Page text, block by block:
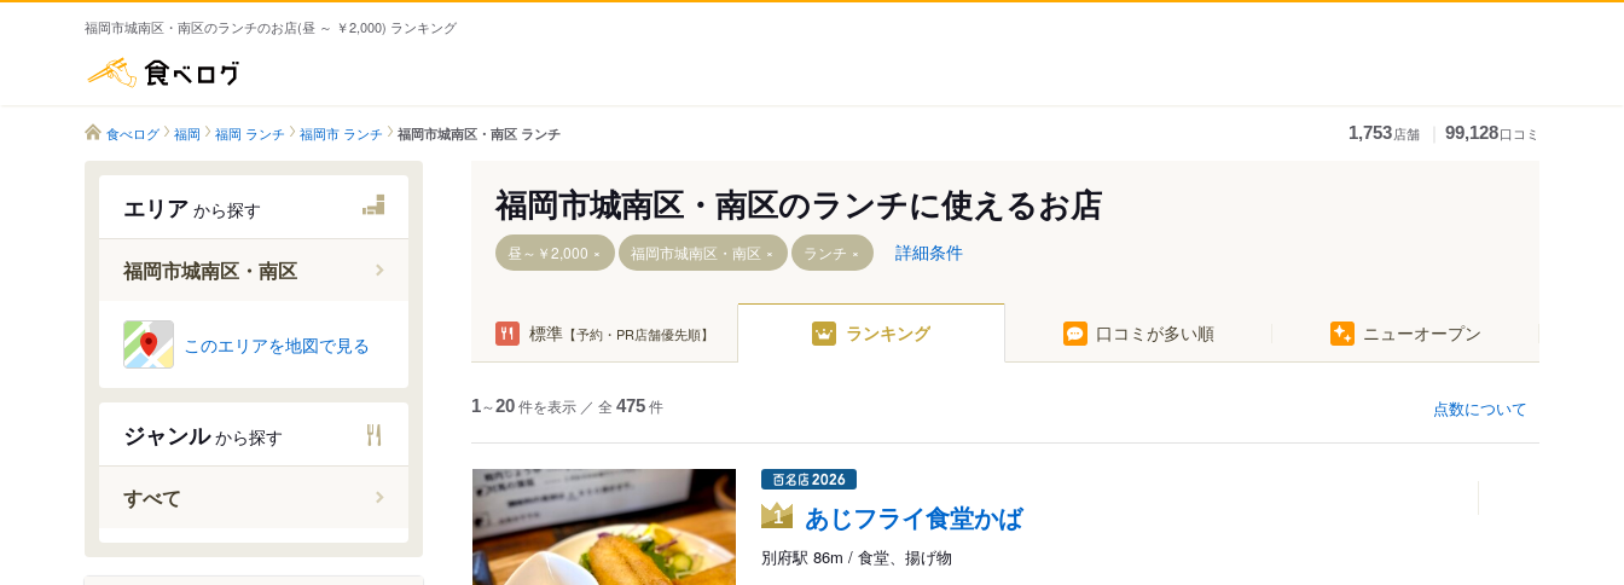
福岡市城南区・南区のランチのお店(昼 ～ ￥2,000) ランキング
食べログ 福岡 福岡 ランチ 福岡市 ランチ 福岡市城南区・南区 ランチ 1,753店舗 99,128口コミ
エリア から探す
福岡市城南区・南区
別府駅
金山駅
七隈駅
福大前駅
梅林駅
高宮駅
大橋駅
井尻駅
このエリアを地図で見る
ジャンルから探す
すべて
福岡市城南区・南区のランチに使えるお店
昼～￥2,000 福岡市城南区・南区 ランチ 詳細条件
標準【予約・PR店舗優先順】 ランキング 口コミが多い順 ニューオープン
点数について
1～20件を表示 ／ 全 475件
1 あじフライ食堂かば
別府駅 86m / 食堂、揚げ物